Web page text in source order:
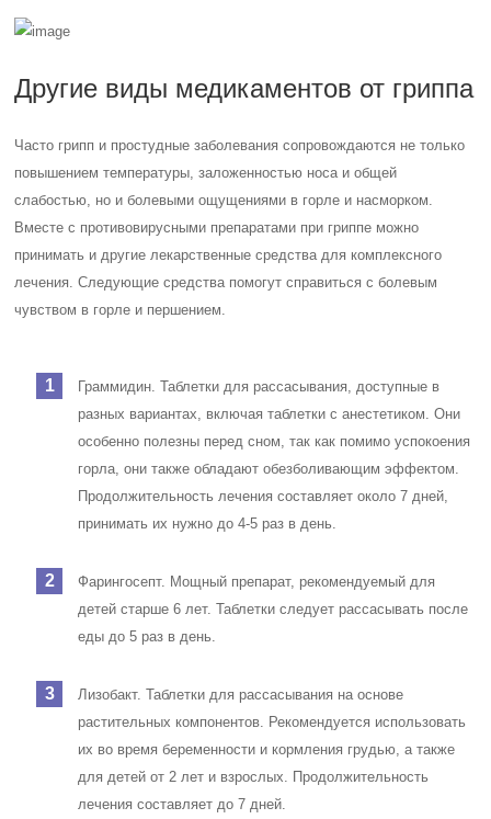
Другие виды медикаментов от гриппа
Часто грипп и простудные заболевания сопровождаются не только
повышением температуры, заложенностью носа и общей
слабостью, но и болевыми ощущениями в горле и насморком.
Вместе с противовирусными препаратами при гриппе можно
принимать и другие лекарственные средства для комплексного
лечения. Следующие средства помогут справиться с болевым
чувством в горле и першением.
Граммидин. Таблетки для рассасывания, доступные в
разных вариантах, включая таблетки с анестетиком. Они
особенно полезны перед сном, так как помимо успокоения
горла, они также обладают обезболивающим эффектом.
Продолжительность лечения составляет около 7 дней,
принимать их нужно до 4-5 раз в день.
Фарингосепт. Мощный препарат, рекомендуемый для
детей старше 6 лет. Таблетки следует рассасывать после
еды до 5 раз в день.
Лизобакт. Таблетки для рассасывания на основе
растительных компонентов. Рекомендуется использовать
их во время беременности и кормления грудью, а также
для детей от 2 лет и взрослых. Продолжительность
лечения составляет до 7 дней.